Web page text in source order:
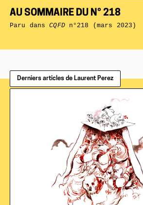
AU SOMMAIRE DU N° 218
Paru dansCQFDn°218 (mars 2023)
Derniers articles de Laurent Perez